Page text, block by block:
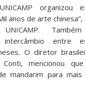
organizou
anos de arte chinesa”,
entre
O diretor
mencionou
mandarim para